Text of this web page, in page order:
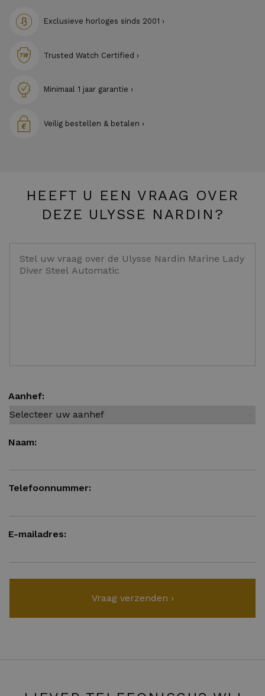
Exclusieve horloges sinds 2001 ›
Trusted Watch Certified ›
Minimaal 1 jaar garantie ›
Veilig bestellen & betalen ›
HEEFT U EEN VRAAG OVER
DEZE ULYSSE NARDIN?
Aanhef:
Naam:
Telefoonnummer:
E-mailadres: